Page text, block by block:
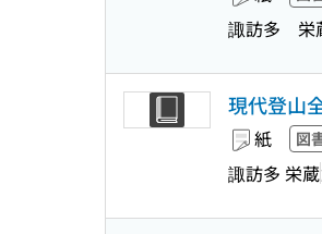
諏訪多 栄
現代登山
紙 図
諏訪多 栄蔵